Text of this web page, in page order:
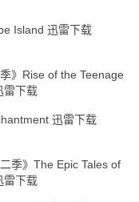
Island 迅雷下载
》Rise of the Teenage
雷下载
迅雷下载
季》The Epic Tales of
雷下载